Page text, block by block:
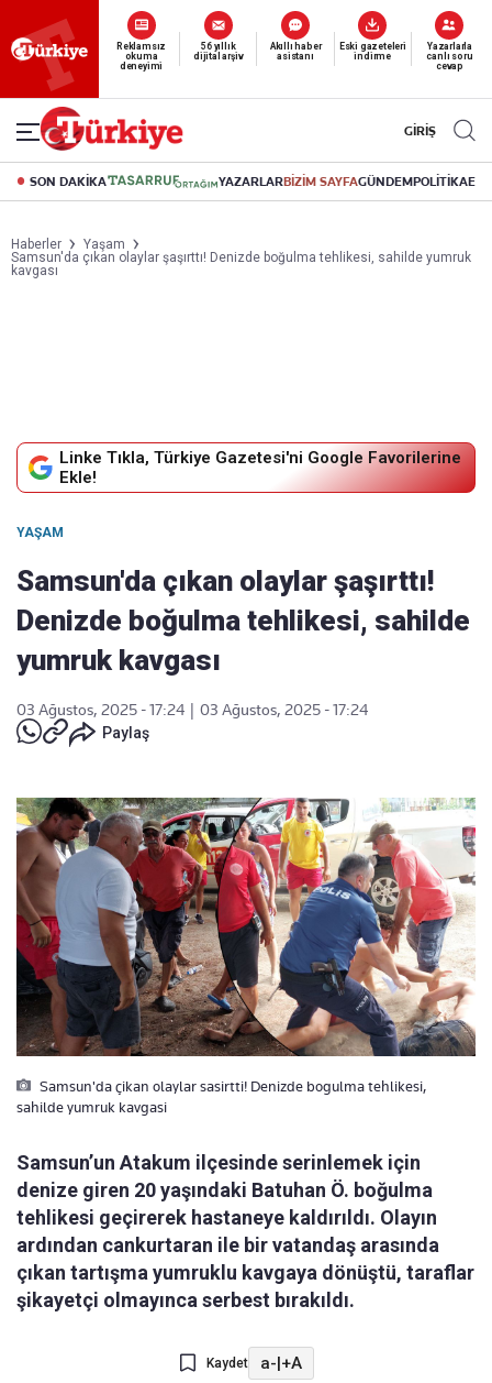
Reklamsız
okuma
deneyimi
56 yıllık
dijital arşiv
Akıllı haber
asistanı
Eski gazeteleri
indirme
Yazarlarla
canlı soru
cevap
GİRİŞ
SON DAKİKA YAZARLARBİZİM SAYFAGÜNDEMPOLİTİKA
Haberler
Yaşam
Samsun'da çıkan olaylar şaşırttı! Denizde boğulma tehlikesi, sahilde yumruk
kavgası
Linke Tıkla, Türkiye Gazetesi'ni Google Favorilerine
Ekle!
YAŞAM
Samsun'da çıkan olaylar şaşırttı!
Denizde boğulma tehlikesi, sahilde
yumruk kavgası
03 Ağustos, 2025 - 17:24
03 Ağustos, 2025 - 17:24
Paylaş
Samsun'da çikan olaylar sasirtti! Denizde bogulma tehlikesi,
sahilde yumruk kavgasi
Samsun’un Atakum ilçesinde serinlemek için
denize giren 20 yaşındaki Batuhan Ö. boğulma
tehlikesi geçirerek hastaneye kaldırıldı. Olayın
ardından cankurtaran ile bir vatandaş arasında
çıkan tartışma yumruklu kavgaya dönüştü, taraflar
şikayetçi olmayınca serbest bırakıldı.
Kaydet a-|+A